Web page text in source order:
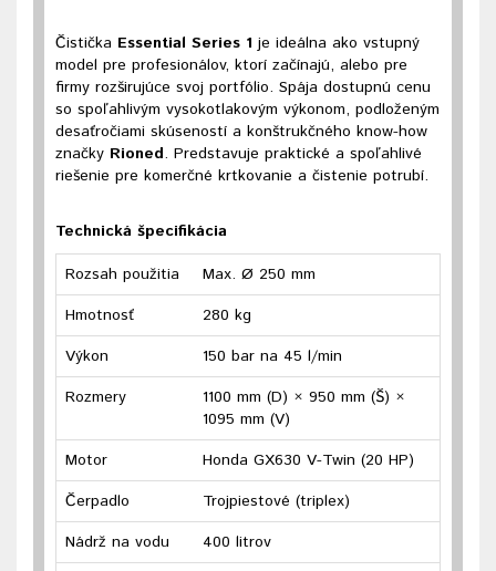
Čistička Essential Series 1 je ideálna ako vstupný
model pre profesionálov, ktorí začínajú, alebo pre
firmy rozširujúce svoj portfólio. Spája dostupnú cenu
so spoľahlivým vysokotlakovým výkonom, podloženým
desaťročiami skúseností a konštrukčného know-how
značky Rioned. Predstavuje praktické a spoľahlivé
riešenie pre komerčné krtkovanie a čistenie potrubí.
Technická špecifikácia
Rozsah použitia
Max. Ø 250 mm
Hmotnosť
280 kg
Výkon
150 bar na 45 l/min
Rozmery
1100 mm (D) × 950 mm (Š) ×
1095 mm (V)
Motor
Honda GX630 V-Twin (20 HP)
Čerpadlo
Trojpiestové (triplex)
Nádrž na vodu
400 litrov